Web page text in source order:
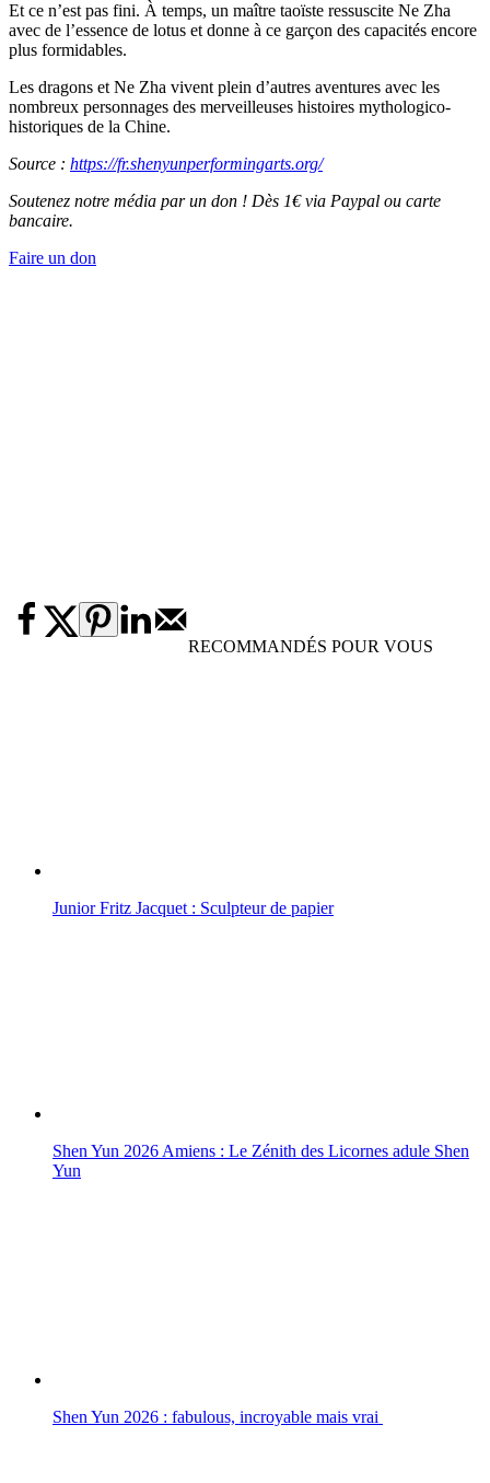
Et ce n’est pas fini. À temps, un maître taoïste ressuscite Ne Zha
avec de l’essence de lotus et donne à ce garçon des capacités encore
plus formidables.
Les dragons et Ne Zha vivent plein d’autres aventures avec les
nombreux personnages des merveilleuses histoires mythologico-
historiques de la Chine.
Source : https://fr.shenyunperformingarts.org/
Soutenez notre média par un don ! Dès 1€ via Paypal ou carte
bancaire.
Faire un don
RECOMMANDÉS POUR VOUS
Junior Fritz Jacquet : Sculpteur de papier
Shen Yun 2026 Amiens : Le Zénith des Licornes adule Shen
Yun
Shen Yun 2026 : fabulous, incroyable mais vrai